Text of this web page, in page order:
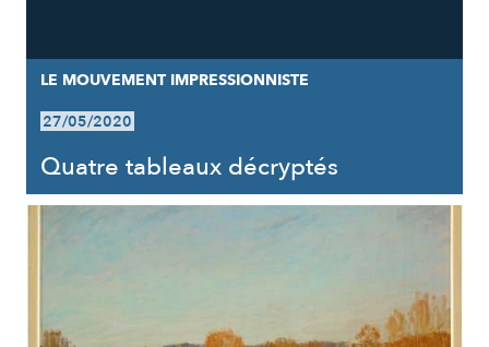
LE MOUVEMENT IMPRESSIONNISTE
27/05/2020
Quatre tableaux décryptés